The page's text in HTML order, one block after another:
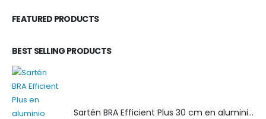
FEATURED PRODUCTS
BEST SELLING PRODUCTS
Sartén BRA Efficient Plus 30 cm en aluminio fundido apta para cualquier tipo de cocina